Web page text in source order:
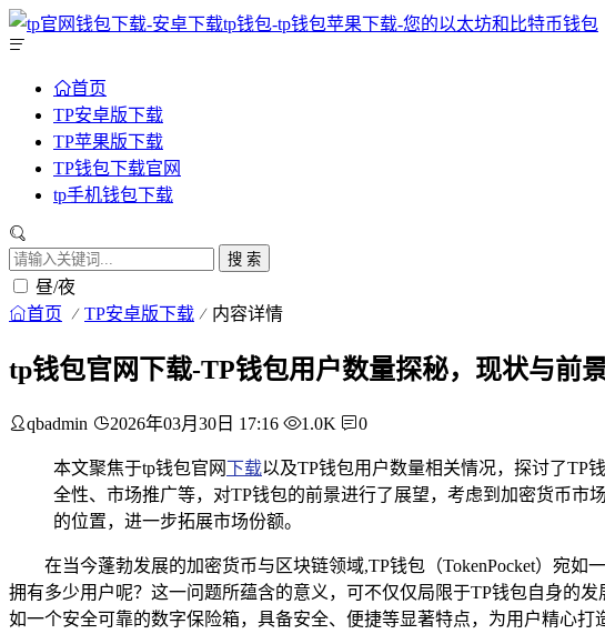
首页
TP安卓版下载
TP苹果版下载
TP钱包下载官网
tp手机钱包下载
搜 索
昼/夜
首页 TP安卓版下载 内容详情
tp钱包官网下载-TP钱包用户数量探秘，现状与前
qbadmin 2026年03月30日 17:16 1.0K 0
本文聚焦于tp钱包官网下载以及TP钱包用户数量相关情况，探讨了TP
全性、市场推广等，对TP钱包的前景进行了展望，考虑到加密货币市
的位置，进一步拓展市场份额。
在当今蓬勃发展的加密货币与区块链领域,TP钱包（TokenPocket）宛
拥有多少用户呢？这一问题所蕴含的意义，可不仅仅局限于TP钱包自身的
如一个安全可靠的数字保险箱，具备安全、便捷等显著特点，为用户精心